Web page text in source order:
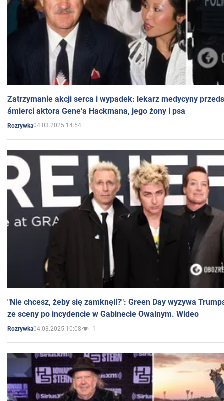
Zatrzymanie akcji serca i wypadek: lekarz medycyny
śmierci aktora Gene'a Hackmana, jego żony i psa
Rozrywka04.03.2025 14:54
"Nie chcesz, żeby się zamknęli?": Green Day wyzywa
ze sceny po incydencie w Gabinecie Owalnym. Wideo
Rozrywka04.03.2025 10:08 1